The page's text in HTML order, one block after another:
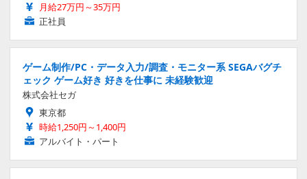
月給27万円～35万円
正社員
ゲーム制作/PC・データ入力/調査・モニター系 SEGAバグチ
ェック ゲーム好き 好きを仕事に 未経験歓迎
株式会社セガ
東京都
時給1,250円～1,400円
アルバイト・パート